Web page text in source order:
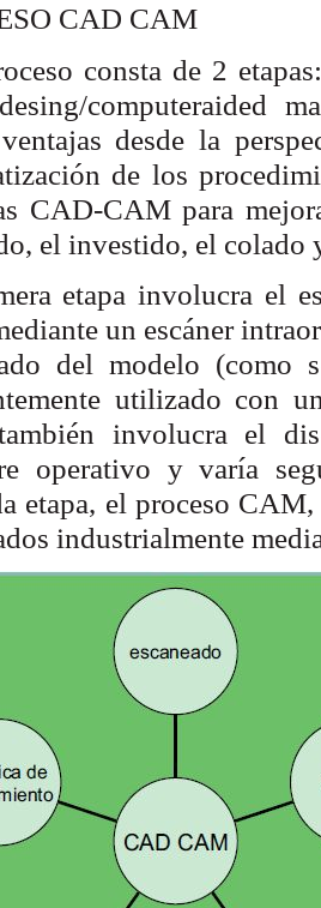
CAD CAM
consta de 2
computeraided
desde la
de los
CAD-CAM para
el investido, el
etapa involucra el
un escáner
del modelo
utilizado con
involucra el
operativo y varía
etapa, el proceso
industrialmente